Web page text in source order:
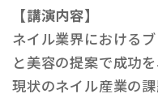
【講演内容】
ネイル業界における
と美容の提案で成功
現状のネイル産業の